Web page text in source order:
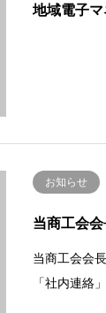
地域電子
お知らせ
当商工会
当商工会会
「社内連絡